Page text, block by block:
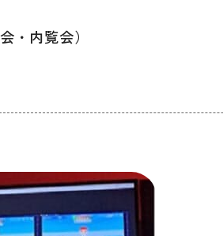
・内覧会）